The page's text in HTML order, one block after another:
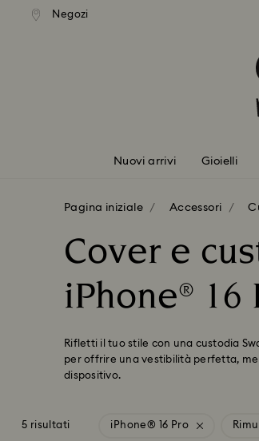
Accesskeys list
Negozi
standard gratuita
superiori a 99 EUR
Nuovi arrivi Gioielli
Pagina iniziale Accessori
Cover e
iPhone® 16
Rifletti il tuo stile con una custodia
per offrire una vestibilità perfetta,
dispositivo.
5 risultati iPhone® 16 Pro